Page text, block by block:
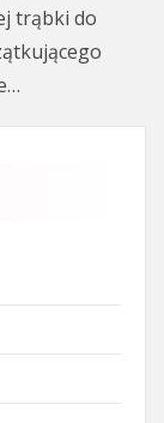
trąbki do